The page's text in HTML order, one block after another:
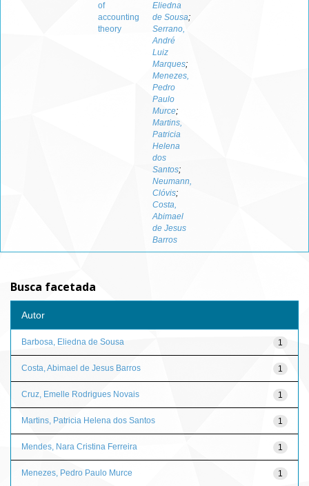
of
accounting
theory
Eliedna
de Sousa;
Serrano,
André
Luiz
Marques;
Menezes,
Pedro
Paulo
Murce;
Martins,
Patricia
Helena
dos
Santos;
Neumann,
Clóvis;
Costa,
Abimael
de Jesus
Barros
Busca facetada
Autor
1
Barbosa, Eliedna de Sousa
1
Costa, Abimael de Jesus Barros
1
Cruz, Emelle Rodrigues Novais
1
Martins, Patricia Helena dos Santos
1
Mendes, Nara Cristina Ferreira
1
Menezes, Pedro Paulo Murce